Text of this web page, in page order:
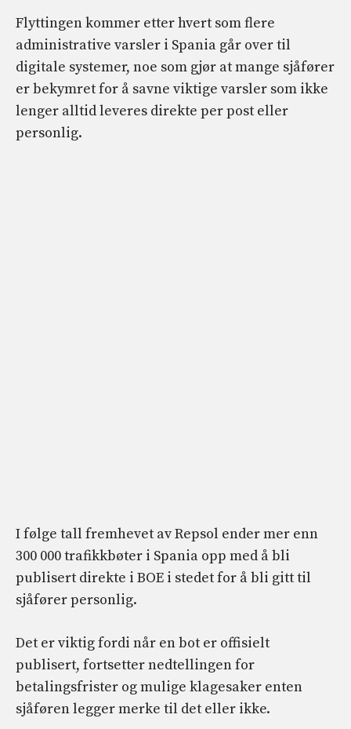
Flyttingen kommer etter hvert som flere
administrative varsler i Spania går over til
digitale systemer, noe som gjør at mange sjåfører
er bekymret for å savne viktige varsler som ikke
lenger alltid leveres direkte per post eller
personlig.
I følge tall fremhevet av Repsol ender mer enn
300 000 trafikkbøter i Spania opp med å bli
publisert direkte i BOE i stedet for å bli gitt til
sjåfører personlig.
Det er viktig fordi når en bot er offisielt
publisert, fortsetter nedtellingen for
betalingsfrister og mulige klagesaker enten
sjåføren legger merke til det eller ikke.